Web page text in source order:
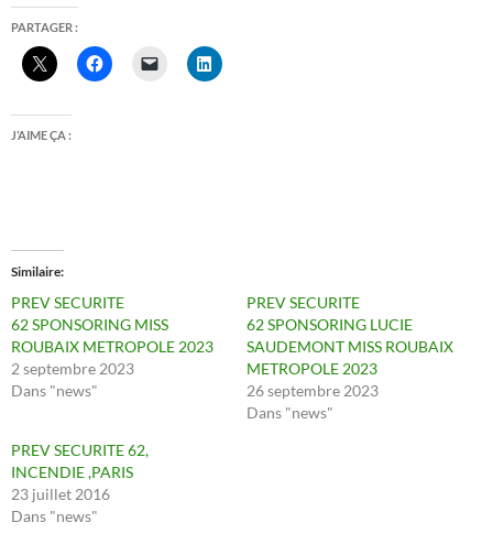
PARTAGER :
J’AIME ÇA :
Similaire
PREV SECURITE
62 SPONSORING MISS
ROUBAIX METROPOLE 2023
2 septembre 2023
Dans "news"
PREV SECURITE
62 SPONSORING LUCIE
SAUDEMONT MISS ROUBAIX
METROPOLE 2023
26 septembre 2023
Dans "news"
PREV SECURITE 62,
INCENDIE ,PARIS
23 juillet 2016
Dans "news"